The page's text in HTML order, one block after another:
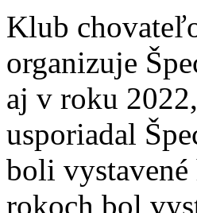
Klub
organizuje
aj v roku
usporiadal
boli
rokoch bol